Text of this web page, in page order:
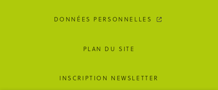
DONNÉES PERSONNELLES
PLAN DU SITE
INSCRIPTION NEWSLETTER